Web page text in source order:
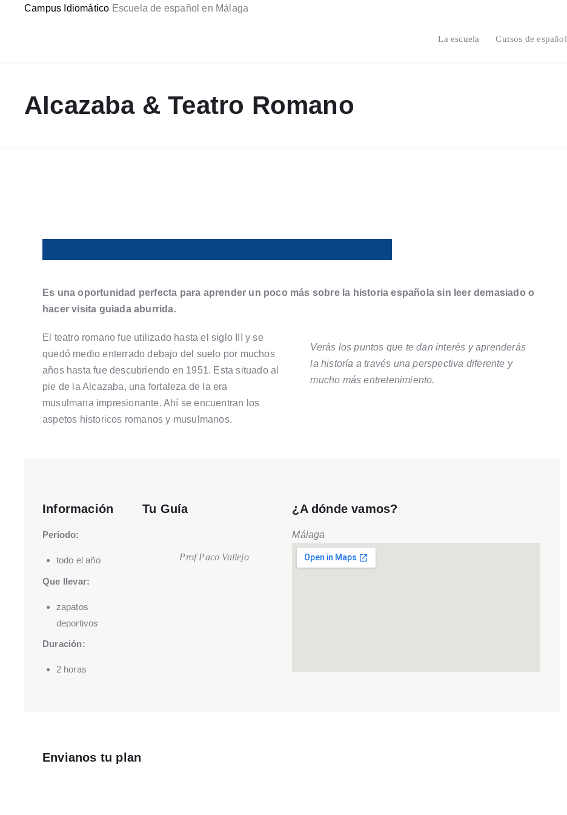
Campus Idiomático Escuela de español en Málaga
La escuela Cursos de español
Alcazaba & Teatro Romano
Es una oportunidad perfecta para aprender un poco más sobre la historia española sin leer demasiado o
hacer visita guiada aburrida.
El teatro romano fue utilizado hasta el siglo III y se
quedó medio enterrado debajo del suelo por muchos
años hasta fue descubriendo en 1951. Esta situado al
pie de la Alcazaba, una fortaleza de la era
musulmana impresionante. Ahí se encuentran los
aspetos historicos romanos y musulmanos.
Verás los puntos que te dan interés y aprenderás
la historía a través una perspectiva diferente y
mucho más entretenimiento.
Información
Periodo:
todo el año
Que llevar:
zapatos
deportivos
Duración:
2 horas
Tu Guía
Prof Paco Vallejo
¿A dónde vamos?
Málaga
Envianos tu plan